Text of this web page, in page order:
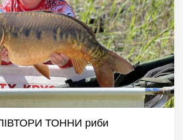
ТОННИ риби